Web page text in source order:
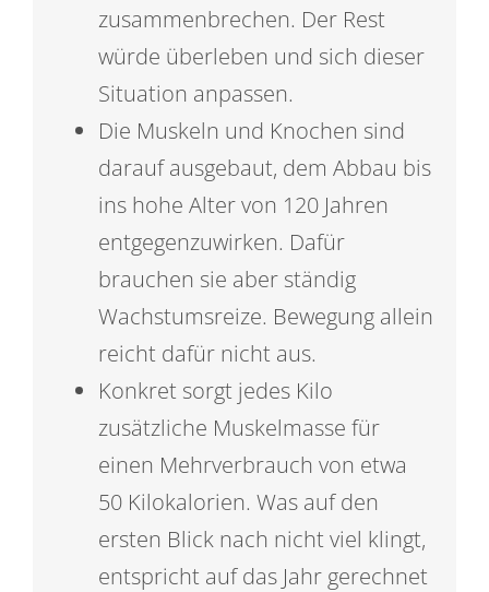
zusammenbrechen. Der Rest
würde überleben und sich dieser
Situation anpassen.
Die Muskeln und Knochen sind
darauf ausgebaut, dem Abbau bis
ins hohe Alter von 120 Jahren
entgegenzuwirken. Dafür
brauchen sie aber ständig
Wachstumsreize. Bewegung allein
reicht dafür nicht aus.
Konkret sorgt jedes Kilo
zusätzliche Muskelmasse für
einen Mehrverbrauch von etwa
50 Kilokalorien. Was auf den
ersten Blick nach nicht viel klingt,
entspricht auf das Jahr gerechnet